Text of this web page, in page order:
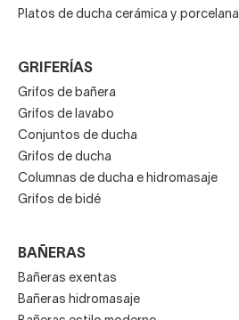
Platos de ducha cerámica y porcelana
GRIFERÍAS
Grifos de bañera
Grifos de lavabo
Conjuntos de ducha
Grifos de ducha
Columnas de ducha e hidromasaje
Grifos de bidé
BAÑERAS
Bañeras exentas
Bañeras hidromasaje